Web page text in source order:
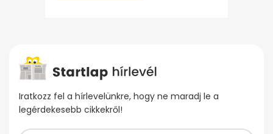
Iratkozz fel a hírlevelünkre, hogy ne maradj le a
legérdekesebb cikkekről!